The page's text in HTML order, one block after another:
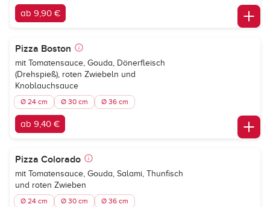
ab 9,90 €
Pizza Boston
mit Tomatensauce, Gouda, Dönerfleisch
(Drehspieß), roten Zwiebeln und
Knoblauchsauce
Ø 24 cm Ø 30 cm Ø 36 cm
ab 9,40 €
Pizza Colorado
mit Tomatensauce, Gouda, Salami, Thunfisch
und roten Zwieben
Ø 24 cm Ø 30 cm Ø 36 cm